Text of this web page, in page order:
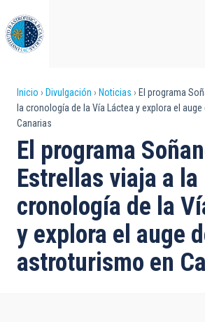
al
contenido
principal
Sobrescribir
enlaces
de
ayuda
a
la
navegación
Inicio Divulgación Noticias
El programa
la cronología de la Vía Láctea y explora el
Canarias
El programa
Estrellas viaja a la
cronología de la
y explora el auge
astroturismo en